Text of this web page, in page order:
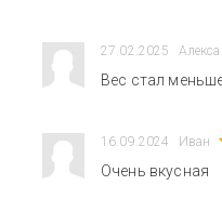
27.02.2025
Вес стал
16.09.2024 Иван
Очень вкусная